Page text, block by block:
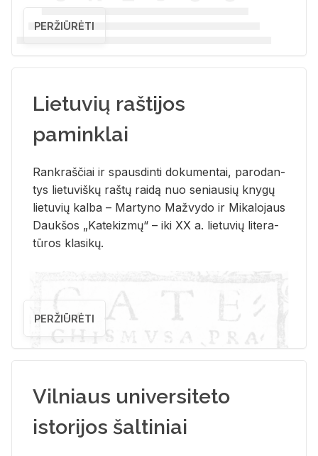
PERŽIŪRĖTI
Lietuvių raštijos
paminklai
Rank­raš­čiai ir spaus­din­ti do­ku­men­tai, pa­ro­dan­
tys lie­tu­viš­kų raš­tų rai­dą nuo se­niau­sių kny­gų
lie­tu­vių kal­ba – Mar­ty­no Ma­žvy­do ir Mi­ka­lo­jaus
Dauk­šos „Ka­te­kiz­mų“ – iki XX a. lie­tu­vių li­te­ra­
tū­ros kla­si­kų.
PERŽIŪRĖTI
Vilniaus universiteto
istorijos šaltiniai